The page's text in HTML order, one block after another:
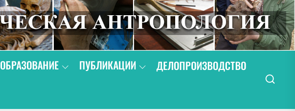
ОБРАЗОВАНИЕ ПУБЛИКАЦИИ
ДЕЛОПРОИЗВОДСТВО